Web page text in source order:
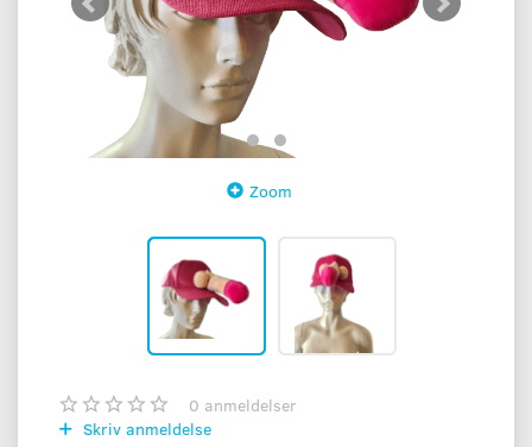
Zoom
0 anmeldelser
Skriv anmeldelse